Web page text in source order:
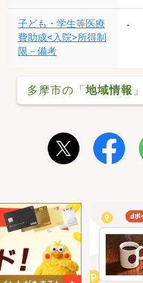
子ども・学生等医療
費助成<入院>所得制
限－備考
-
多摩市の「 地域情報